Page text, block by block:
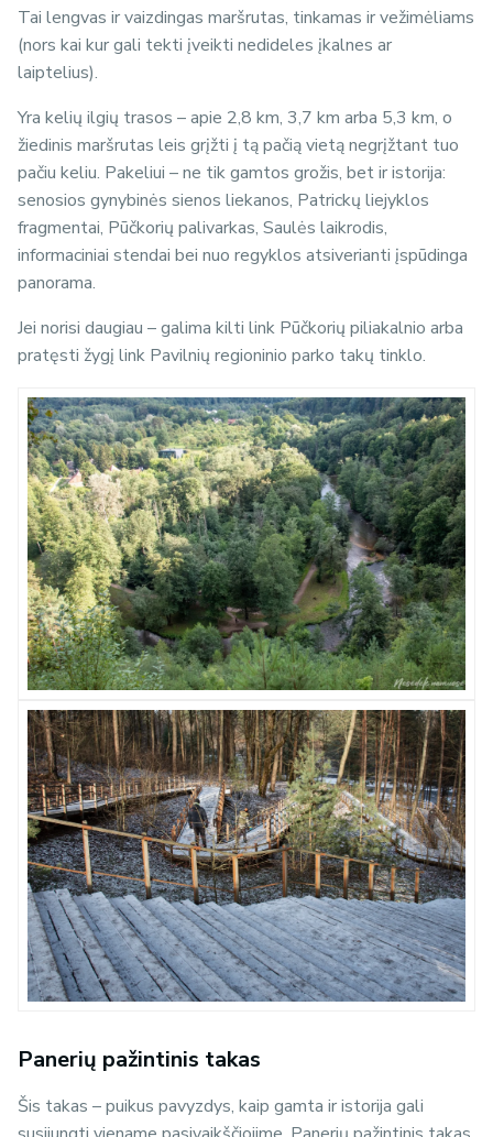
Tai lengvas ir vaizdingas maršrutas, tinkamas ir vežimėliams
(nors kai kur gali tekti įveikti nedideles įkalnes ar
laiptelius).
Yra kelių ilgių trasos – apie 2,8 km, 3,7 km arba 5,3 km, o
žiedinis maršrutas leis grįžti į tą pačią vietą negrįžtant tuo
pačiu keliu. Pakeliui – ne tik gamtos grožis, bet ir istorija:
senosios gynybinės sienos liekanos, Patrickų liejyklos
fragmentai, Pūčkorių palivarkas, Saulės laikrodis,
informaciniai stendai bei nuo regyklos atsiverianti įspūdinga
panorama.
Jei norisi daugiau – galima kilti link Pūčkorių piliakalnio arba
pratęsti žygį link Pavilnių regioninio parko takų tinklo.
Panerių pažintinis takas
Šis takas – puikus pavyzdys, kaip gamta ir istorija gali